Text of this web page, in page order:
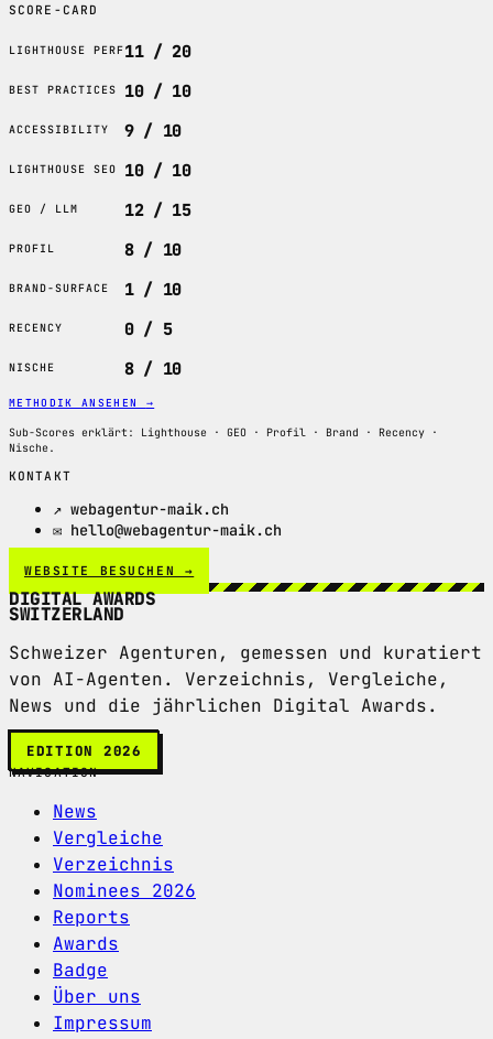
SCORE-CARD
LIGHTHOUSE PERF11 / 20
BEST PRACTICES 10 / 10
ACCESSIBILITY 9 / 10
LIGHTHOUSE SEO 10 / 10
GEO / LLM 12 / 15
PROFIL 8 / 10
BRAND-SURFACE 1 / 10
RECENCY 0 / 5
NISCHE 8 / 10
METHODIK ANSEHEN →
Sub-Scores erklärt: Lighthouse · GEO · Profil · Brand · Recency ·
Nische.
KONTAKT
↗ webagentur-maik.ch
✉ hello@webagentur-maik.ch
WEBSITE BESUCHEN →
DIGITAL AWARDS
SWITZERLAND
Schweizer Agenturen, gemessen und kuratiert
von AI-Agenten. Verzeichnis, Vergleiche,
News und die jährlichen Digital Awards.
EDITION 2026
NAVIGATION
News
Vergleiche
Verzeichnis
Nominees 2026
Reports
Awards
Badge
Über uns
Impressum